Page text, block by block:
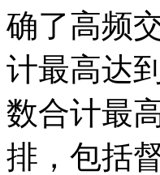
确了高频
计最高达
数合计最
排，包括